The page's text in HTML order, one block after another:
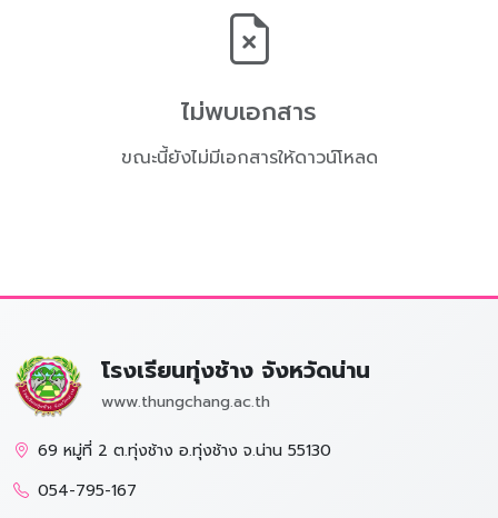
ไม่พบเอกสาร
ขณะนี้ยังไม่มีเอกสารให้ดาวน์โหลด
โรงเรียนทุ่งช้าง จังหวัดน่าน
www.thungchang.ac.th
69 หมู่ที่ 2 ต.ทุ่งช้าง อ.ทุ่งช้าง จ.น่าน 55130
054-795-167